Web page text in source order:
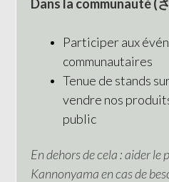
Dans la communauté (
Participer aux
communautaires
Tenue de stands
vendre nos
public
En dehors de cela : aider le
Kannonyama en cas de